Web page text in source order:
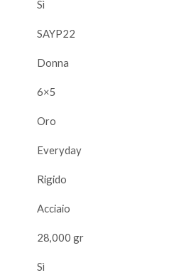
Sì
SAYP22
Donna
6×5
Oro
Everyday
Rigido
Acciaio
28,000 gr
Sì